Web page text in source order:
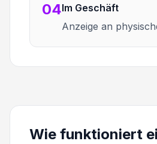
04Im Geschäft
Anzeige an
Wie funktioniert